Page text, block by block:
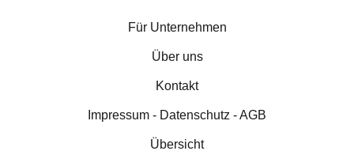
Für Unternehmen
Über uns
Kontakt
Impressum - Datenschutz - AGB
Übersicht